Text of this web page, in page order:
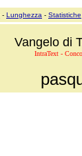
- Lunghezza - Statistiche
Vangelo di
IntraText -